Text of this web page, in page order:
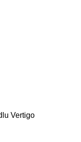
Vertigo